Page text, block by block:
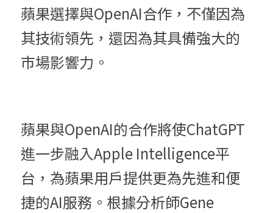
蘋果選擇與OpenAI合作，不僅因為
其技術領先，還因為其具備強大的
市場影響力。
蘋果與OpenAI的合作將使ChatGPT
進一步融入Apple Intelligence平
台，為蘋果用戶提供更為先進和便
捷的AI服務。根據分析師Gene